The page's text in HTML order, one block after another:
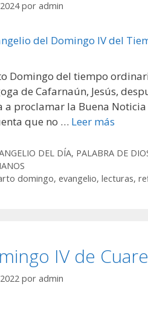
por admin
Domingo del tiempo
de Cafarnaún, Jesús,
a proclamar la Buena
que no … Leer más
DEL DÍA, PALABRA DE
domingo,evangelio,lecturas,
IV de
por admin